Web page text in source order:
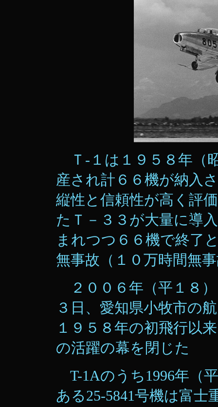
Ｔ-１は１９５８年（
産され計６６機が納入
縦性と信頼性が高く評
たＴ－３３が大量に導
まれつつ６６機で終了
無事故（１０万時間無
２００６年（平１８
３日、愛知県小牧市の
１９５８年の初飛行以
の活躍の幕を閉じた
T-1Aのうち1996年（
ある25-5841号機は富士